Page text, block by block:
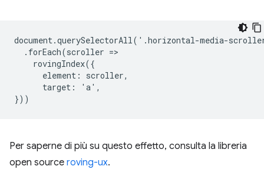
document.querySelectorAll('.horizontal-media-
  .forEach(scroller =>
    rovingIndex({
      element: scroller,
      target: 'a',
Per saperne di più su questo effetto, consulta la libreria
open source roving-ux.